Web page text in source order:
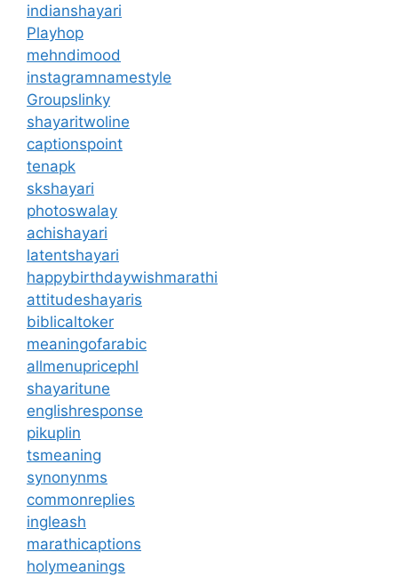
indianshayari
Playhop
mehndimood
instagramnamestyle
Groupslinky
shayaritwoline
captionspoint
tenapk
skshayari
photoswalay
achishayari
latentshayari
happybirthdaywishmarathi
attitudeshayaris
biblicaltoker
meaningofarabic
allmenupricephl
shayaritune
englishresponse
pikuplin
tsmeaning
synonynms
commonreplies
ingleash
marathicaptions
holymeanings